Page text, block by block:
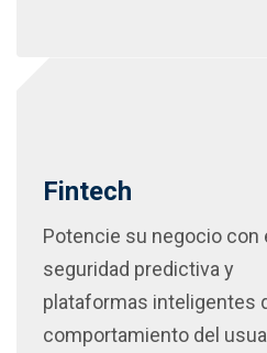
Fintech
Potencie su negocio
seguridad predictiva y
plataformas inteligentes
comportamiento del